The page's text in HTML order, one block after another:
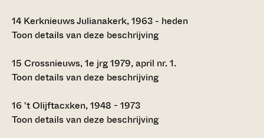
14 Kerknieuws Julianakerk, 1963 - heden
Toon details van deze beschrijving
15 Crossnieuws, 1e jrg 1979, april nr. 1.
Toon details van deze beschrijving
16 't Olijftacxken, 1948 - 1973
Toon details van deze beschrijving